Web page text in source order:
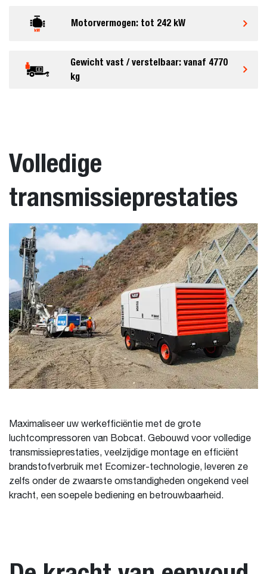
Motorvermogen: tot 242 kW
Gewicht vast / verstelbaar: vanaf 4770
kg
Volledige
transmissieprestaties
Maximaliseer uw werkefficiëntie met de grote
luchtcompressoren van Bobcat. Gebouwd voor volledige
transmissieprestaties, veelzijdige montage en efficiënt
brandstofverbruik met Ecomizer-technologie, leveren ze
zelfs onder de zwaarste omstandigheden ongekend veel
kracht, een soepele bediening en betrouwbaarheid.